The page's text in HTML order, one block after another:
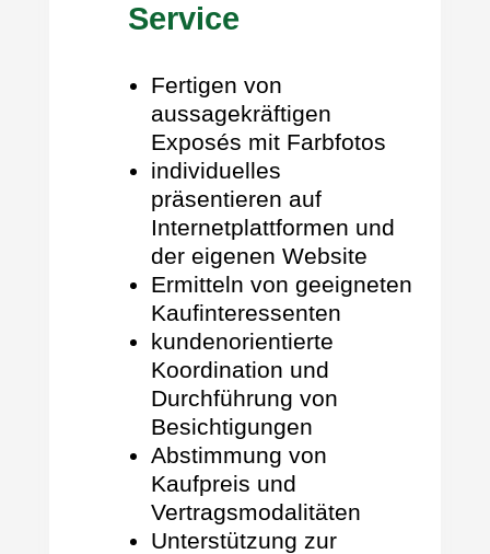
Service
Fertigen von
aussagekräftigen
Exposés mit Farbfotos
individuelles
präsentieren auf
Internetplattformen und
der eigenen Website
Ermitteln von geeigneten
Kaufinteressenten
kundenorientierte
Koordination und
Durchführung von
Besichtigungen
Abstimmung von
Kaufpreis und
Vertragsmodalitäten
Unterstützung zur